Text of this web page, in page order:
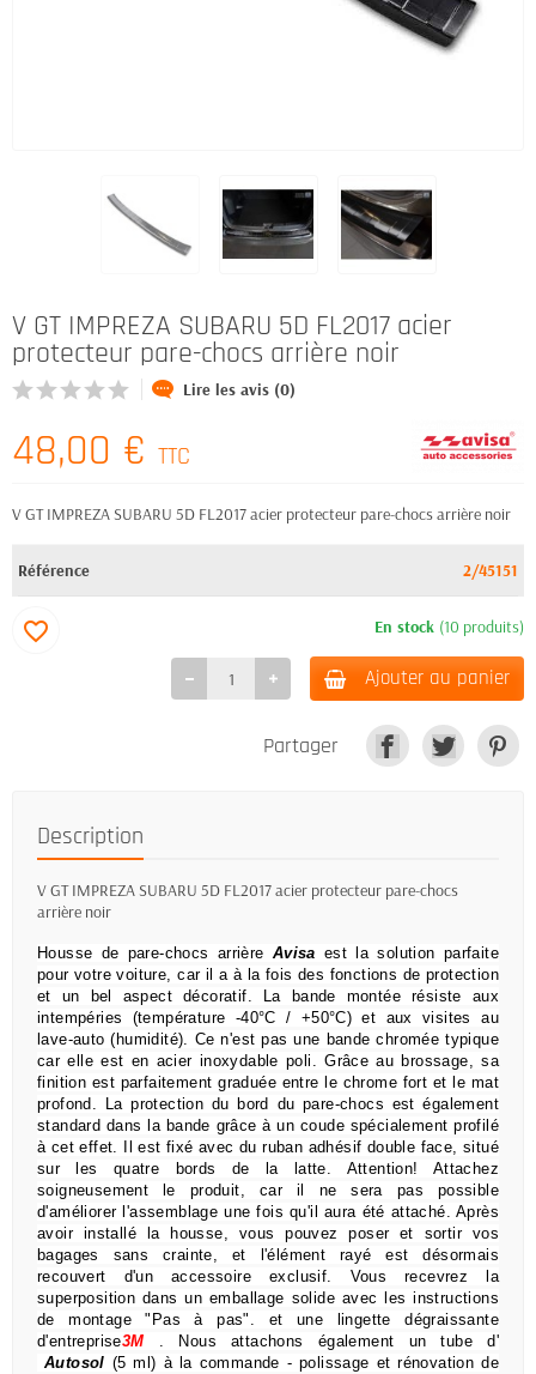
V GT IMPREZA SUBARU 5D FL2017 acier
protecteur pare-chocs arrière noir
Lire les avis (0)
48,00 € TTC
V GT IMPREZA SUBARU 5D FL2017 acier protecteur pare-chocs arrière noir
Référence 2/45151
En stock (10 produits)
Ajouter au panier
favorite_border
Partager
Description
V GT IMPREZA SUBARU 5D FL2017 acier protecteur pare-chocs
arrière noir
Housse de pare-chocs arrière Avisa est la solution parfaite
pour votre voiture, car il a à la fois des fonctions de protection
et un bel aspect décoratif.
La bande montée résiste aux
intempéries (température -40°C / +50°C) et aux visites au
lave-auto (humidité). Ce n'est pas une bande chromée typique
car elle est en acier inoxydable poli.Grâce au brossage, sa
finition est parfaitement graduée entre le chrome fort et le mat
profond.
La protection du bord du pare-chocs est également
standard dans la bande grâce à un coude spécialement profilé
à cet effet.
Il est fixé avec du ruban adhésif double face, situé
sur les quatre bords de la latte. Attention! Attachez
soigneusement le produit, car il ne sera pas possible
d'améliorer l'assemblage une fois qu'il aura été attaché. Après
avoir installé la housse, vous pouvez poser et sortir vos
bagages sans crainte, et l'élément rayé est désormais
recouvert d'un accessoire exclusif. Vous recevrez la
superposition dans un emballage solide avec les instructions
de montage "Pas à pas". et une lingette dégraissante
d'entreprise3M .
Nous attachons également un tube d'
Autosol (5 ml) à la commande - polissage et rénovation de